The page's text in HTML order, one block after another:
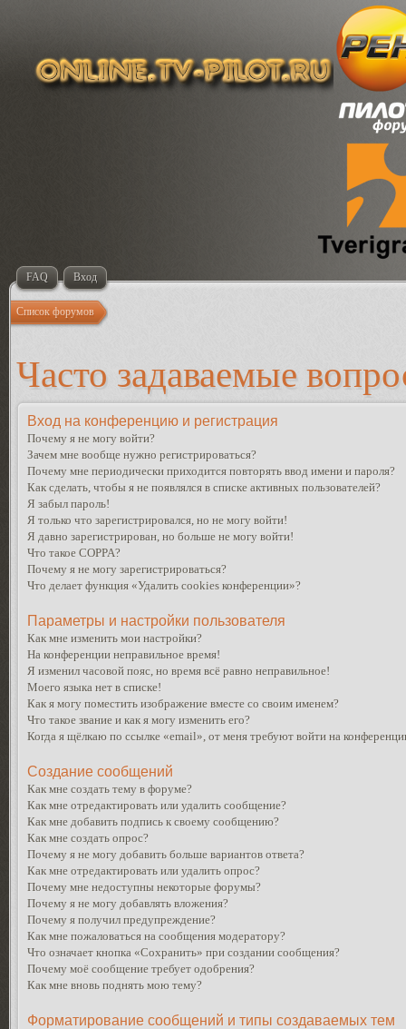
FAQ Вход
Список форумов
Часто задаваемые
Вход на конференцию и регистрация
Почему я не могу войти?
Зачем мне вообще нужно регистрироваться?
Почему мне периодически приходится повторять ввод имени и пароля?
Как сделать, чтобы я не появлялся в списке активных пользователей?
Я забыл пароль!
Я только что зарегистрировался, но не могу войти!
Я давно зарегистрирован, но больше не могу войти!
Что такое COPPA?
Почему я не могу зарегистрироваться?
Что делает функция «Удалить cookies конференции»?
Параметры и настройки пользователя
Как мне изменить мои настройки?
На конференции неправильное время!
Я изменил часовой пояс, но время всё равно неправильное!
Моего языка нет в списке!
Как я могу поместить изображение вместе со своим именем?
Что такое звание и как я могу изменить его?
Когда я щёлкаю по ссылке «email», от меня требуют войти на
Создание сообщений
Как мне создать тему в форуме?
Как мне отредактировать или удалить сообщение?
Как мне добавить подпись к своему сообщению?
Как мне создать опрос?
Почему я не могу добавить больше вариантов ответа?
Как мне отредактировать или удалить опрос?
Почему мне недоступны некоторые форумы?
Почему я не могу добавлять вложения?
Почему я получил предупреждение?
Как мне пожаловаться на сообщения модератору?
Что означает кнопка «Сохранить» при создании сообщения?
Почему моё сообщение требует одобрения?
Как мне вновь поднять мою тему?
Форматирование сообщений и типы создаваемых тем